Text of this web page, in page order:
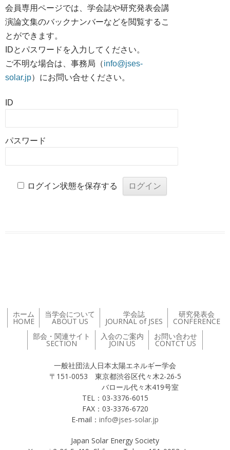
会員専用ページでは、学会誌や研究発表会講
演論文集のバックナンバーなどを閲覧するこ
とができます。
IDとパスワードを入力してください。
ご不明な場合は、事務局（info@jses-
solar.jp）にお問い合せください。
ID
パスワード
ログイン状態を保存する
ホーム
HOME
当学会について
ABOUT US
学会誌
JOURNAL of JSES
研究発表会
CONFERENCE
部会・関連サイト
SECTION
入会のご案内
JOIN US
お問い合わせ
CONTCT US
一般社団法人日本太陽エネルギー学会
〒151-0053 東京都渋谷区代々木2-26-5
バロール代々木419号室
TEL：03-3376-6015
FAX：03-3376-6720
E-mail： info@jses-solar.jp
Japan Solar Energy Society